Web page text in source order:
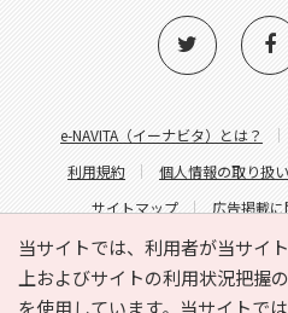
当サイトでは、利用者が当サイ
上およびサイトの利用状況把握
を使用しています。当サイトで
e-NAVITA（イーナビタ）とは？
利用規約
個人情報の取り扱
サイトマップ
広告掲載
サイトの内容に関